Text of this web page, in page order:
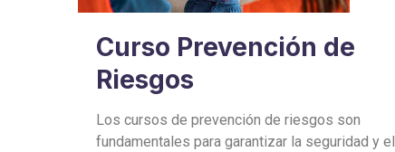
Curso Prevención de
Riesgos
Los cursos de prevención de riesgos son
fundamentales para garantizar la seguridad y el